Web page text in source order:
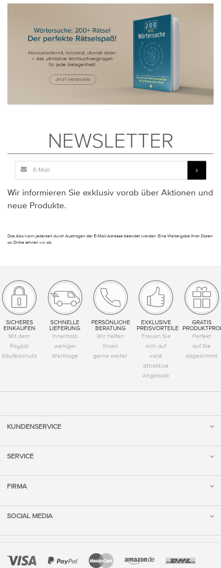
NEWSLETTER
Wir informieren Sie exklusiv vorab über Aktionen und
neue Produkte.
Das Abo kann jederzeit durch Austragen der E-Mail-Adresse beendet werden. Eine Weitergabe Ihrer Daten
an Dritte lehnen wir ab.
SICHERES
EINKAUFEN
Mit dem
Paypal
Käuferschutz
SCHNELLE
LIEFERUNG
Innerhalb
weniger
Werktage
PERSÖNLICHE
BERATUNG
Wir helfen
Ihnen
gerne weiter
EXKLUSIVE
PREISVORTEILE
Freuen Sie
sich auf
viele
attraktive
Angebote
GRATIS
Perfekt
auf Sie
abgestimmt
KUNDENSERVICE
SERVICE
FIRMA
SOCIAL MEDIA